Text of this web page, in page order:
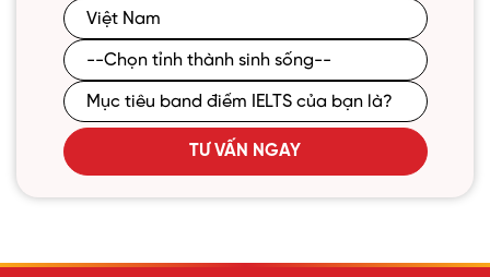
TƯ VẤN NGAY